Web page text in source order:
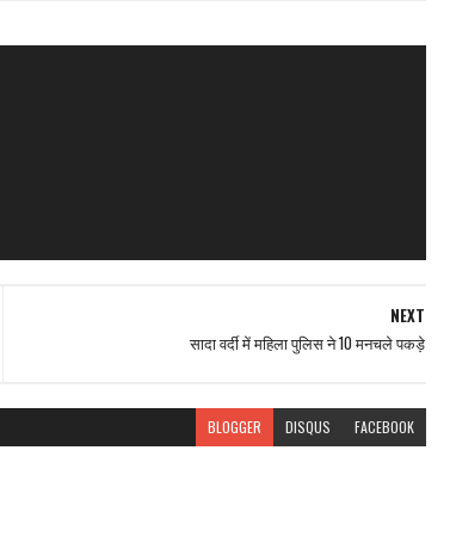
NEXT
सादा वर्दी में महिला पुलिस ने 10 मनचले पकड़े
BLOGGER DISQUS FACEBOOK